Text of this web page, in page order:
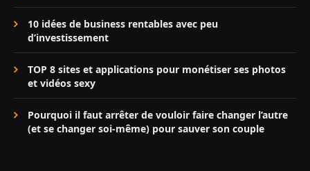
10 idées de business rentables avec peu
d’investissement
TOP 8 sites et applications pour monétiser ses photos
et vidéos sexy
Pourquoi il faut arrêter de vouloir faire changer l’autre
(et se changer soi-même) pour sauver son couple